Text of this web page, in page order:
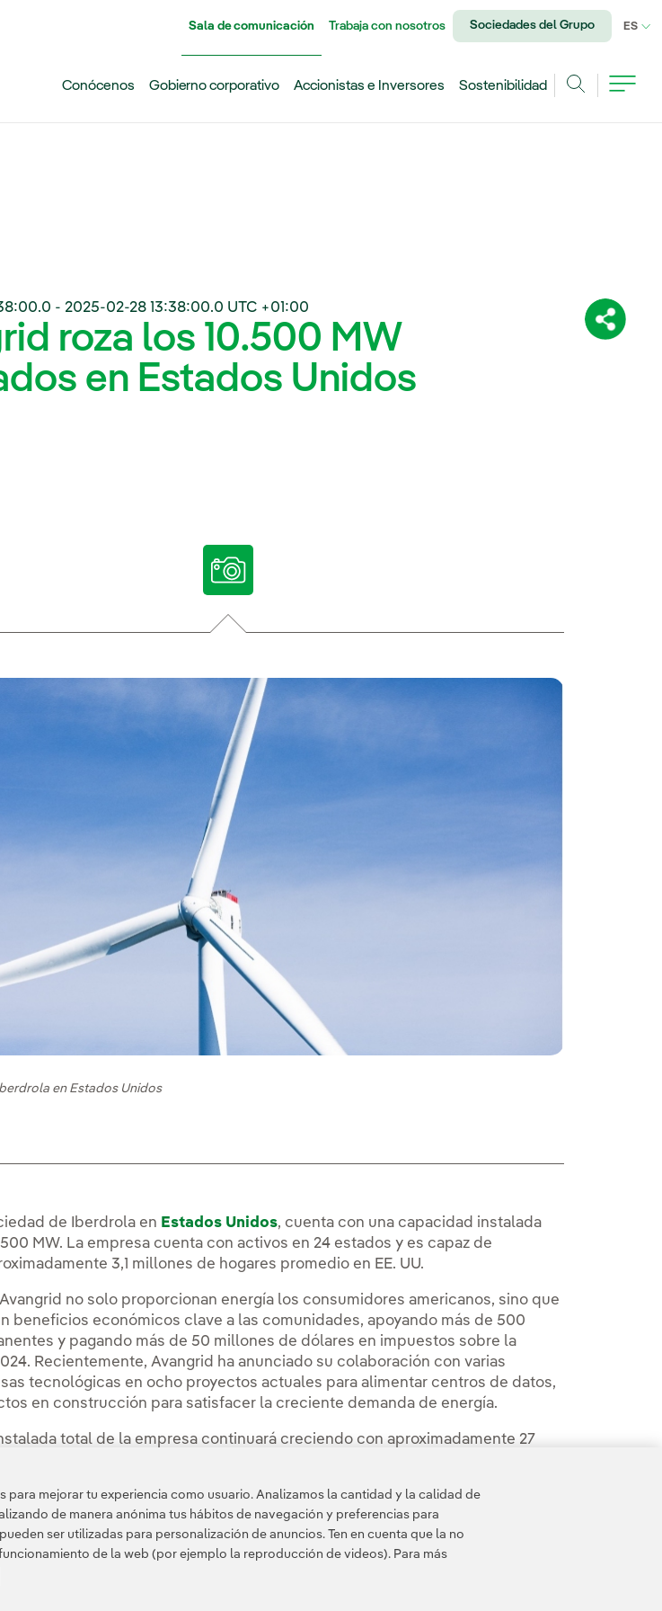
Sala de comunicación Trabaja con nosotros Sociedades del Grupo ES
Conócenos Gobierno corporativo Accionistas e Inversores
Sostenibilidad
Nuestras voces
Multimedia
Redes sociales
- 2025-02-28 13:38:00.0 UTC +01:00
roza los 10.500 MW
en Estados Unidos
en Estados Unidos
de Iberdrola en Estados Unidos, cuenta con una capacidad instalada
MW. La empresa cuenta con activos en 24 estados y es capaz de
3,1 millones de hogares promedio en EE. UU.
no solo proporcionan energía los consumidores americanos, sino que
beneficios económicos clave a las comunidades, apoyando más de 500
y pagando más de 50 millones de dólares en impuestos sobre la
Recientemente, Avangrid ha anunciado su colaboración con varias
tecnológicas en ocho proyectos actuales para alimentar centros de datos,
en construcción para satisfacer la creciente demanda de energía.
total de la empresa continuará creciendo con aproximadamente 27
completa en laSala de comunicación de Avangrid .
mejorar tu experiencia como usuario. Analizamos la cantidad y la calidad de
de manera anónima tus hábitos de navegación y preferencias para
ser utilizadas para personalización de anuncios. Ten en cuenta que la no
de la web (por ejemplo la reproducción de videos). Para más